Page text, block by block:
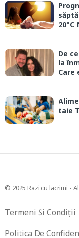
De
la
Care
taie
© 2025 Razi cu lacrimi -
Termeni Și Condiții
Politica De